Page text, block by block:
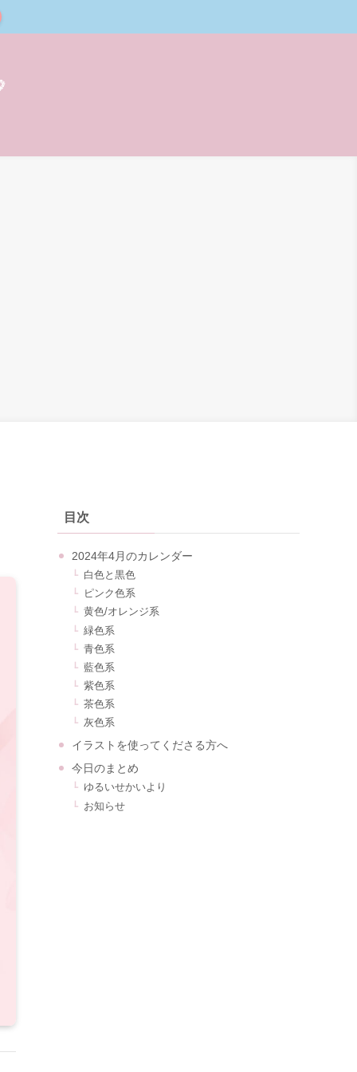
目次
2024年4月のカレンダー
白色と黒色
ピンク色系
黄色/オレンジ系
緑色系
青色系
藍色系
紫色系
茶色系
灰色系
イラストを使ってくださる方へ
今日のまとめ
ゆるいせかいより
お知らせ